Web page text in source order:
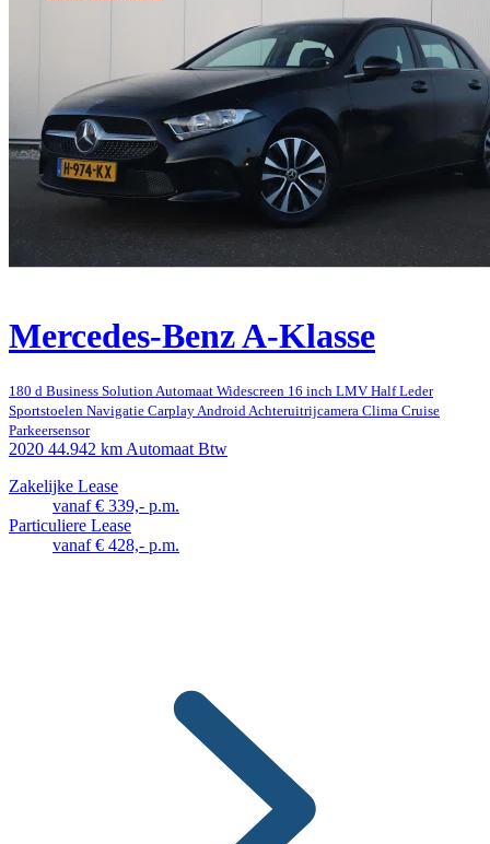
Mercedes-Benz A-Klasse
180 d Business Solution Automaat Widescreen 16 inch LMV Half Leder
Sportstoelen Navigatie Carplay Android Achteruitrijcamera Clima Cruise
Parkeersensor
2020 44.942 km Automaat Btw
Zakelijke Lease
vanaf € 339,- p.m.
Particuliere Lease
vanaf € 428,- p.m.